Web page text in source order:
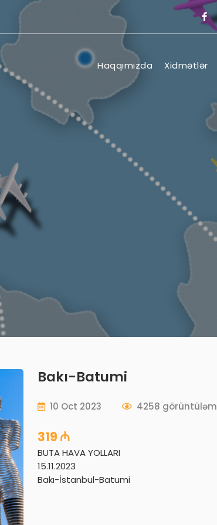
Haqqımızda Xidmətlər
Bakı-Batumi
10 Oct 2023 4258
319 ₼
BUTA HAVA YOLLARI
15.11.2023
Bakı-İstanbul-Batumi